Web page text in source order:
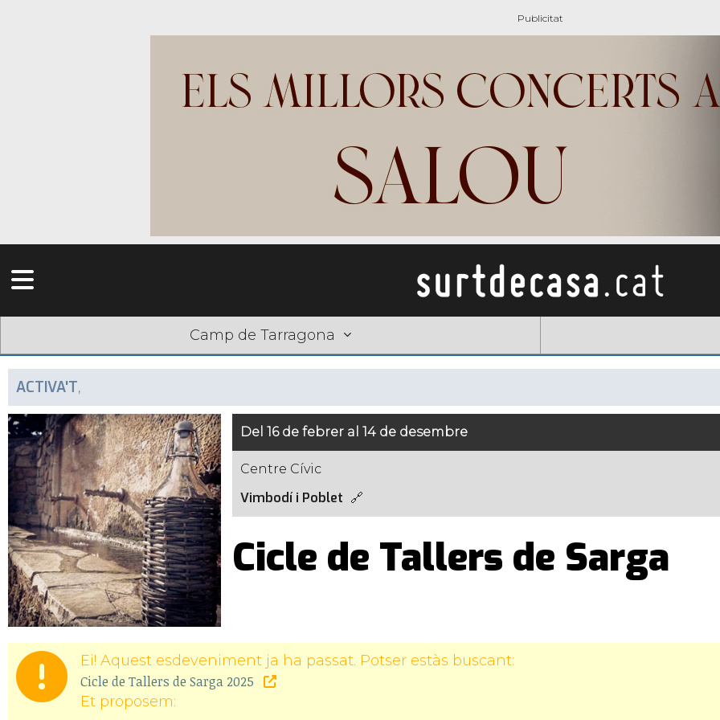
Camp de Tarragona
ACTIVA'T,
Del 16 de febrer al 14 de desembre
Centre Cívic
Vimbodí i Poblet
Cicle de Tallers de Sarga
Ei! Aquest esdeveniment ja ha passat. Potser estàs buscant:
Cicle de Tallers de Sarga 2025
Et proposem: